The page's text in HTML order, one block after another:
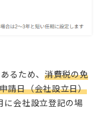
るため、 消費税の免
請日（会社設立日）
に会社設立登記の場